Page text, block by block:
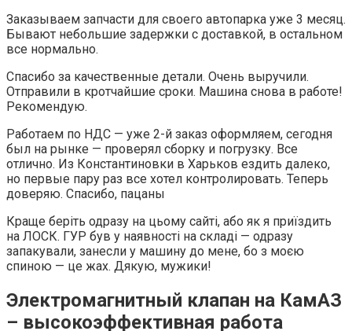
Заказываем запчасти для своего автопарка уже 3 месяц.
Бывают небольшие задержки с доставкой, в остальном
все нормально.
Спасибо за качественные детали. Очень выручили.
Отправили в кротчайшие сроки. Машина снова в работе!
Рекомендую.
Работаем по НДС — уже 2-й заказ оформляем, сегодня
был на рынке — проверял сборку и погрузку. Все
отлично. Из Константиновки в Харьков ездить далеко,
но первые пару раз все хотел контролировать. Теперь
доверяю. Спасибо, пацаны
Краще беріть одразу на цьому сайті, або як я приїздить
на ЛОСК. ГУР був у наявності на складі — одразу
запакували, занесли у машину до мене, бо з моєю
спиною — це жах. Дякую, мужики!
Электромагнитный клапан на КамАЗ
– высокоэффективная работа